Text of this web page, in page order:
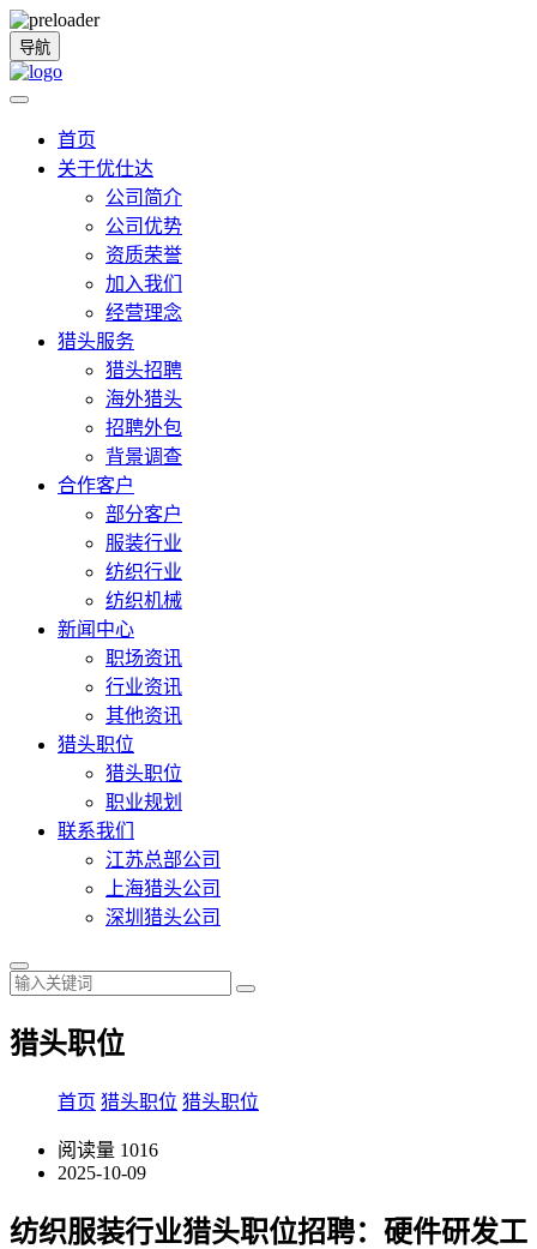
导航
首页
关于优仕达
公司简介
公司优势
资质荣誉
加入我们
经营理念
猎头服务
猎头招聘
海外猎头
招聘外包
背景调查
合作客户
部分客户
服装行业
纺织行业
纺织机械
新闻中心
职场资讯
行业资讯
其他资讯
猎头职位
猎头职位
职业规划
联系我们
江苏总部公司
上海猎头公司
深圳猎头公司
猎头职位
首页 猎头职位 猎头职位
阅读量 1016
2025-10-09
纺织服装行业猎头职位招聘：硬件研发工